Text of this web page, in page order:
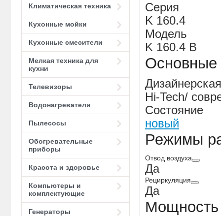
Климатическая техника
Кухонные мойки
Кухонные смесители
Мелкая техника для
кухни
Телевизоры
Водонагреватели
Пылесосы
Обогревательные
приборы
Красота и здоровье
Компьютеры и
комплектующие
Генераторы
Серия
K 160.4
Модель
K 160.4 B
Основные
Hi-Tech/
Состояние
новый
Режимы
Отвод воздуха
Да
Рециркуляция
Да
Мощность